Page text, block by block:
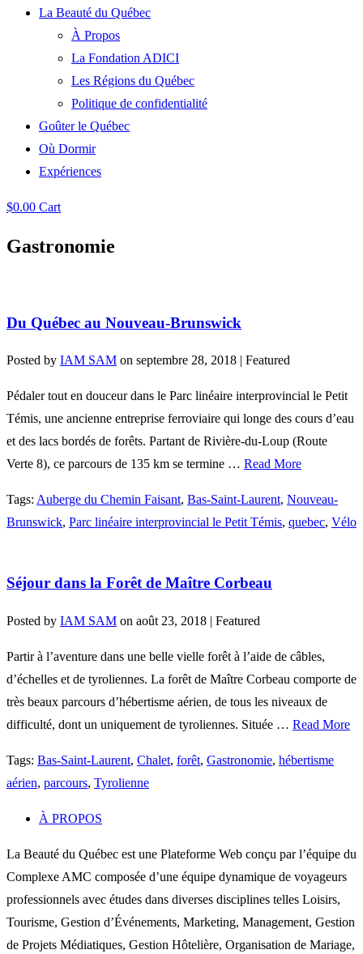
La Beauté du Québec
À Propos
La Fondation ADICI
Les Régions du Québec
Politique de confidentialité
Goûter le Québec
Où Dormir
Expériences
$0.00 Cart
Gastronomie
Du Québec au Nouveau-Brunswick
Posted by IAM SAM on septembre 28, 2018 | Featured
Pédaler tout en douceur dans le Parc linéaire interprovincial le Petit
Témis, une ancienne entreprise ferroviaire qui longe des cours d’eau
et des lacs bordés de forêts. Partant de Rivière-du-Loup (Route
Verte 8), ce parcours de 135 km se termine … Read More
Tags: Auberge du Chemin Faisant, Bas-Saint-Laurent, Nouveau-
Brunswick, Parc linéaire interprovincial le Petit Témis, quebec, Vélo
Séjour dans la Forêt de Maître Corbeau
Posted by IAM SAM on août 23, 2018 | Featured
Partir à l’aventure dans une belle vielle forêt à l’aide de câbles,
d’échelles et de tyroliennes. La forêt de Maître Corbeau comporte de
très beaux parcours d’hébertisme aérien, de tous les niveaux de
difficulté, dont un uniquement de tyroliennes. Située … Read More
Tags: Bas-Saint-Laurent, Chalet, forêt, Gastronomie, hébertisme
aérien, parcours, Tyrolienne
À PROPOS
La Beauté du Québec est une Plateforme Web conçu par l’équipe du
Complexe AMC composée d’une équipe dynamique de voyageurs
professionnels avec études dans diverses disciplines telles Loisirs,
Tourisme, Gestion d’Événements, Marketing, Management, Gestion
de Projets Médiatiques, Gestion Hôtelière, Organisation de Mariage,